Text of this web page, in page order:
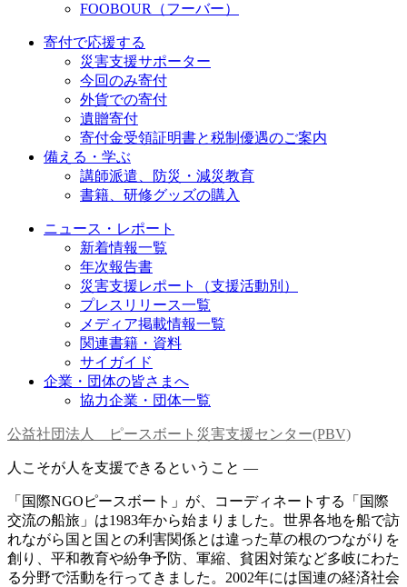
FOOBOUR（フーバー）
寄付で応援する
災害支援サポーター
今回のみ寄付
外貨での寄付
遺贈寄付
寄付金受領証明書と税制優遇のご案内
備える・学ぶ
講師派遣、防災・減災教育
書籍、研修グッズの購入
ニュース・レポート
新着情報一覧
年次報告書
災害支援レポート（支援活動別）
プレスリリース一覧
メディア掲載情報一覧
関連書籍・資料
サイガイド
企業・団体の皆さまへ
協力企業・団体一覧
公益社団法人 ピースボート災害支援センター(PBV)
人こそが人を支援できるということ —
「国際NGOピースボート」が、コーディネートする「国際
交流の船旅」は1983年から始まりました。世界各地を船で訪
れながら国と国との利害関係とは違った草の根のつながりを
創り、平和教育や紛争予防、軍縮、貧困対策など多岐にわた
る分野で活動を行ってきました。2002年には国連の経済社会